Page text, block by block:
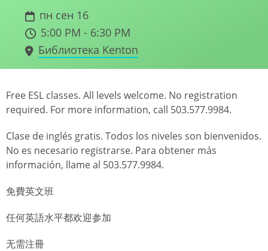
пн сен 16
5:00 PM - 6:30 PM
Библиотека Kenton
Free ESL classes. All levels welcome. No registration
required. For more information, call 503.577.9984.
Clase de inglés gratis. Todos los niveles son bienvenidos.
No es necesario registrarse. Para obtener más
información, llame al 503.577.9984.
免費英文班
任何英語水平都欢迎参加
无需注冊